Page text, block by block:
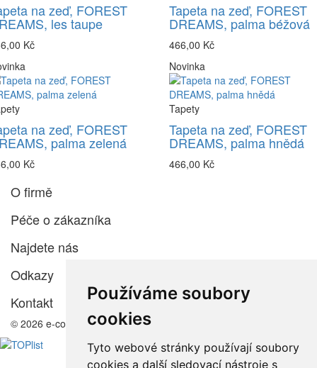
Používáme soubory
cookies
Tyto webové stránky používají soubory
cookies a další sledovací nástroje s
na zeď, FOREST
les taupe
Kč
Tapeta na zeď, FOREST
DREAMS, palma béžová
466,00 Kč
na zeď, FOREST
palma zelená
Kč
Novinka
Tapety
Tapeta na zeď, FOREST
DREAMS, palma hnědá
466,00 Kč
O firmě
Péče o zákazníka
Najdete nás
Odkazy
Kontakt
© 2026 e-color.cz